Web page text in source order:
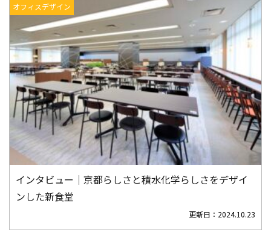
オフィスデザイン
インタビュー｜京都らしさと積水化学らしさをデザイ
ンした新食堂
更新日： 2024.10.23